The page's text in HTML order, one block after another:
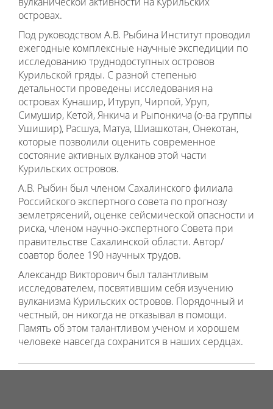
островах.
Под руководством А.В. Рыбина Институт проводил
ежегодные комплексные научные экспедиции по
исследованию труднодоступных островов
Курильской гряды. С разной степенью
детальности проведены исследования на
островах Кунашир, Итуруп, Чирпой, Уруп,
Симушир, Кетой, Янкича и Рыпонкича (о-ва группы
Ушишир), Расшуа, Матуа, Шиашкотан, Онекотан,
которые позволили оценить современное
состояние активных вулканов этой части
Курильских островов.
А.В. Рыбин был членом Сахалинского филиала
Российского экспертного совета по прогнозу
землетрясений, оценке сейсмической опасности и
риска, членом научно-экспертного Совета при
правительстве Сахалинской области. Автор/
соавтор более 190 научных трудов.
Александр Викторович был талантливым
исследователем, посвятившим себя изучению
вулканизма Курильских островов. Порядочный и
честный, он никогда не отказывал в помощи.
Память об этом талантливом ученом и хорошем
человеке навсегда сохранится в наших сердцах.